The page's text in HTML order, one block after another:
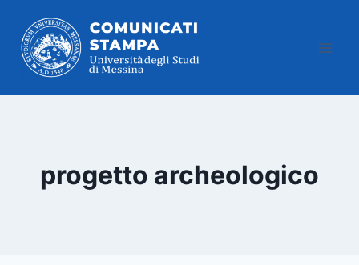
contenuto
progetto archeologico